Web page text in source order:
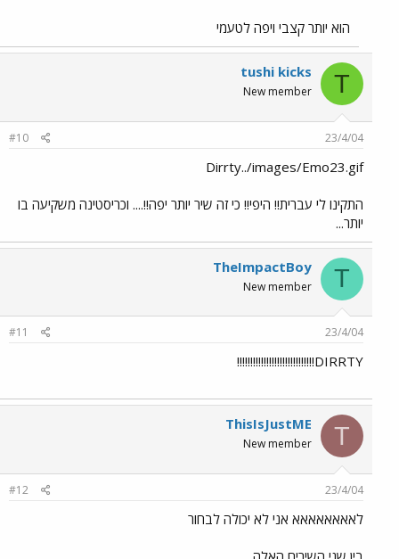
הוא יותר קצבי ויפה לטעמי
T
tushi kicks
New member
23/4/04
#10
Dirrty../images/Emo23.gif
התקינו לי עברית!! היפי!! כי זה שיר יותר יפה!!.... וכריסטינה משקיעה בו
יותר...
T
TheImpactBoy
New member
23/4/04
#11
DIRRTY!!!!!!!!!!!!!!!!!!!!!!!!!!!!!
T
ThisIsJustME
New member
23/4/04
#12
לאאאאאאאא אני לא יכולה לבחור